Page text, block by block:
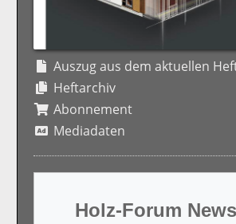
Auszug aus dem aktuellen
Heftarchiv
Abonnement
Mediadaten
Holz-Forum